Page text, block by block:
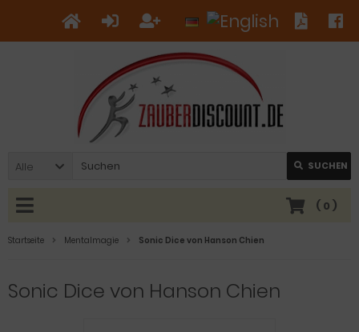
Alle SUCHEN
( 0 )
Startseite Mentalmagie Sonic Dice von Hanson Chien
Sonic Dice von Hanson Chien